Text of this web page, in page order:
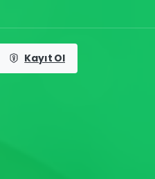
Kayıt Ol